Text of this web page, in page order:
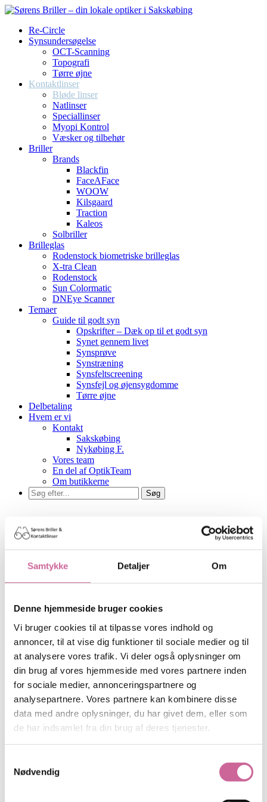
Samtykke Detaljer Om
Denne hjemmeside bruger cookies
Vi bruger cookies til at tilpasse vores indhold og
annoncer, til at vise dig funktioner til sociale medier og til
at analysere vores trafik. Vi deler også oplysninger om
din brug af vores hjemmeside med vores partnere inden
for sociale medier, annonceringspartnere og
analysepartnere. Vores partnere kan kombinere disse
data med andre oplysninger, du har givet dem, eller som
de har indsamlet fra din brug af deres tjenester.
Nødvendig
Re-Circle
Synsundersøgelse
OCT-Scanning
Topografi
Tørre øjne
Kontaktlinser
Bløde linser
Natlinser
Speciallinser
Myopi Kontrol
Væsker og tilbehør
Briller
Brands
Blackfin
FaceAFace
WOOW
Kilsgaard
Traction
Kaleos
Solbriller
Brilleglas
Rodenstock biometriske brilleglas
X-tra Clean
Rodenstock
Sun Colormatic
DNEye Scanner
Temaer
Guide til godt syn
Opskrifter – Dæk op til et godt syn
Synet gennem livet
Synsprøve
Synstræning
Synsfeltscreening
Synsfejl og øjensygdomme
Tørre øjne
Delbetaling
Hvem er vi
Kontakt
Sakskøbing
Nykøbing F.
Vores team
En del af OptikTeam
Om butikkerne
Hjem»Bløde linser
Hvilken linsetype passer til dit behov?
1-DAGSLINSER
1-dagslinser er ideelle, hvis du ønsker komfort og sikkerhed. 1-
dagslinser er det rigtige valg til sport og fritidsaktiviteter, og du
slipper for rengøring af linserne. 1-dagslinser minimerer risikoen for
øjenirritation og er også velegnede til brugere, som skifter mellem
briller og kontaktlinser.
14-DAGES KONTAKTLINSER
Denne type linser kræver kun ganske lidt tilvænning. Om
nødvendigt kan du sove med linserne enkelte nætter. Der er kun
minimal risiko for belægninger, da du skifter til nye linser hver 14.
dag. Samtidig er linserne lette og hurtige at rengøre.
Månedslinser bruges i op til 30 dage, og herefter skifter du til et nyt
sæt linser. 30-dageslinser er kun til dagsbrug og skal renses hver